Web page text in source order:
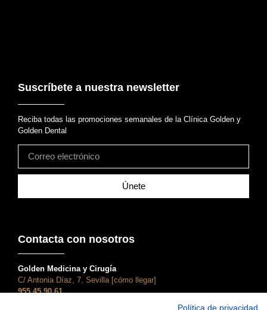
Suscríbete a nuestra newsletter
Reciba todas las promociones semanales de la Clínica Golden y
Golden Dental
Únete
Contacta con nosotros
Golden Medicina y Cirugía
C/ Antonia Díaz, 7, Sevilla [cómo llegar]
955 45 90 61
Política de privacidad